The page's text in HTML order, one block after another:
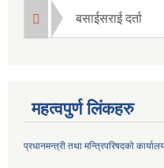
बसाईसराई दर्ता
महत्वपुर्ण लिंकहरु
प्रधानमन्त्री तथा मन्त्रिपरिषदको